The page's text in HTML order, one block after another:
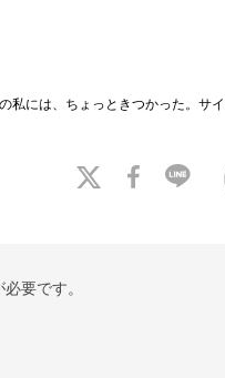
には、ちょっときつかった。サ
必要です。